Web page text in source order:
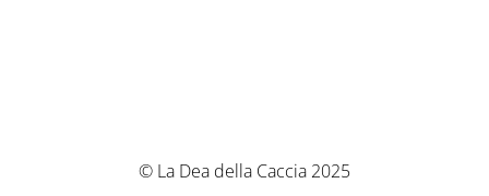
© La Dea della Caccia 2025